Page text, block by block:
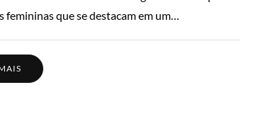
femininas que se destacam em um…